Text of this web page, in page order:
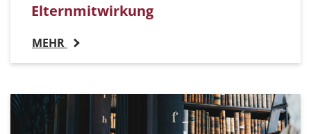
Elternmitwirkung
MEHR